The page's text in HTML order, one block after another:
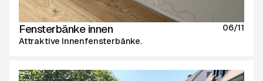
Fensterbänke innen
06/11
Attraktive Innenfensterbänke.